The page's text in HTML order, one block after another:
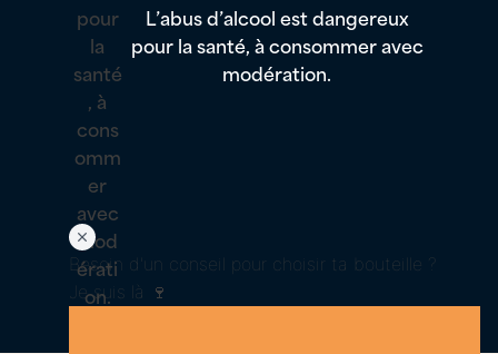
L’abus d’alcool est dangereux
pour la santé, à consommer avec
modération.
Besoin d'un conseil pour choisir ta bouteille ?
Je suis là 🍷